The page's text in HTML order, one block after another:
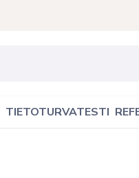
TIETOTURVATESTI